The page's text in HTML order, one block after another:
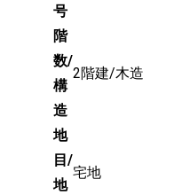
号
階
数/
構
造
2階建/木造
地
目/
地
宅地